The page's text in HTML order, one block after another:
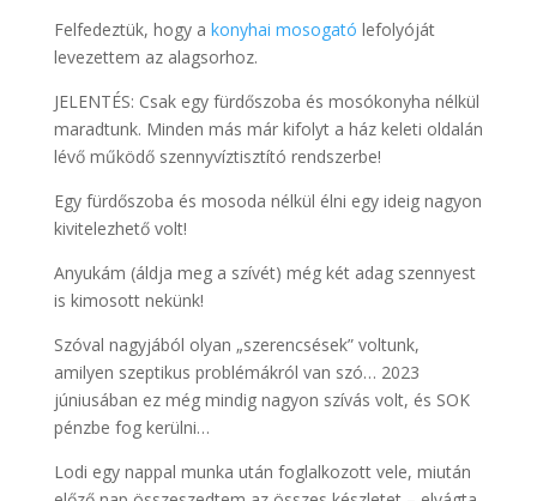
Felfedeztük, hogy a konyhai mosogató lefolyóját
levezettem az alagsorhoz.
JELENTÉS: Csak egy fürdőszoba és mosókonyha nélkül
maradtunk. Minden más már kifolyt a ház keleti oldalán
lévő működő szennyvíztisztító rendszerbe!
Egy fürdőszoba és mosoda nélkül élni egy ideig nagyon
kivitelezhető volt!
Anyukám (áldja meg a szívét) még két adag szennyest
is kimosott nekünk!
Szóval nagyjából olyan „szerencsések” voltunk,
amilyen szeptikus problémákról van szó… 2023
júniusában ez még mindig nagyon szívás volt, és SOK
pénzbe fog kerülni…
Lodi egy nappal munka után foglalkozott vele, miután